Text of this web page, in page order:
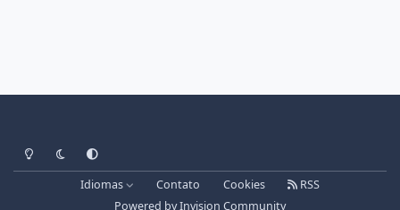
Light ModeDark ModeSystem Preference
Idiomas Contato Cookies
RSS
Powered byInvision Community